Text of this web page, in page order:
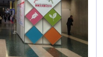
竜由」
いのですが先週の土